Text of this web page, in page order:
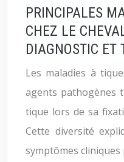
PRINCIPALES
CHEZ LE
DIAGNOSTIC ET
Les maladies à
agents pathogènes
tique lors de sa
Cette diversité
symptômes